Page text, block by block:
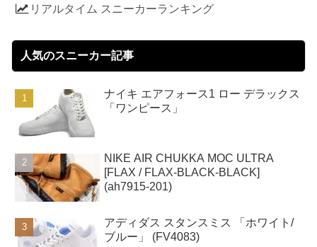
リアルタイム スニーカーランキング
人気のスニーカー記事
ナイキ エアフォース1 ロー デラックス
「ワンピース」
NIKE AIR CHUKKA MOC ULTRA
[FLAX / FLAX-BLACK-BLACK]
(ah7915-201)
アディダス スタンスミス 「ホワイト/
ブルー」 (FV4083)